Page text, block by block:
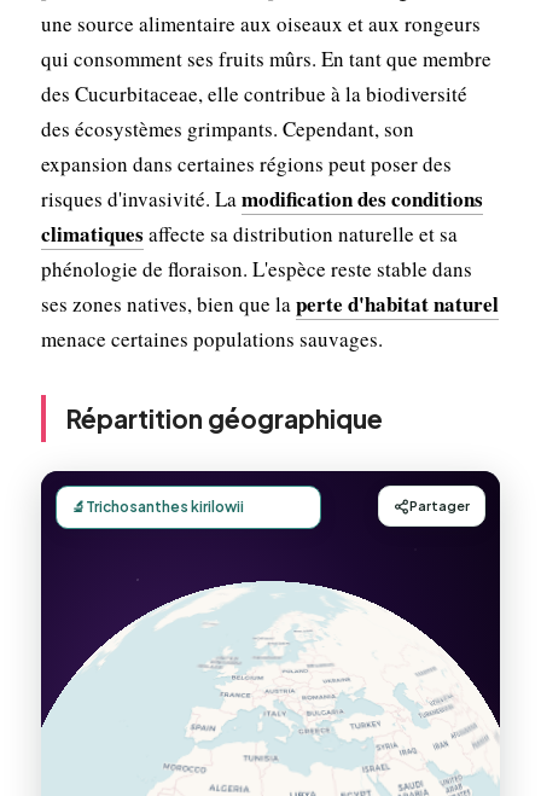
une source alimentaire aux oiseaux et aux rongeurs
qui consomment ses fruits mûrs. En tant que membre
des Cucurbitaceae, elle contribue à la biodiversité
des écosystèmes grimpants. Cependant, son
expansion dans certaines régions peut poser des
risques d'invasivité. Lamodification des conditions
climatiques affecte sa distribution naturelle et sa
phénologie de floraison. L'espèce reste stable dans
ses zones natives, bien que laperte d'habitat naturel
menace certaines populations sauvages.
Répartition géographique